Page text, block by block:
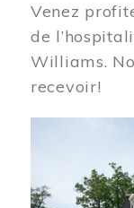
Venez
de
Williams.
recevoir!